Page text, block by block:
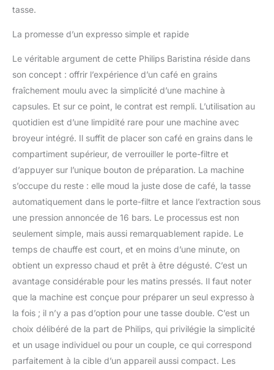
tasse.
La promesse d’un expresso simple et rapide
Le véritable argument de cette Philips Baristina réside dans
son concept : offrir l’expérience d’un café en grains
fraîchement moulu avec la simplicité d’une machine à
capsules. Et sur ce point, le contrat est rempli. L’utilisation au
quotidien est d’une limpidité rare pour une machine avec
broyeur intégré. Il suffit de placer son café en grains dans le
compartiment supérieur, de verrouiller le porte-filtre et
d’appuyer sur l’unique bouton de préparation. La machine
s’occupe du reste : elle moud la juste dose de café, la tasse
automatiquement dans le porte-filtre et lance l’extraction sous
une pression annoncée de 16 bars. Le processus est non
seulement simple, mais aussi remarquablement rapide. Le
temps de chauffe est court, et en moins d’une minute, on
obtient un expresso chaud et prêt à être dégusté. C’est un
avantage considérable pour les matins pressés. Il faut noter
que la machine est conçue pour préparer un seul expresso à
la fois ; il n’y a pas d’option pour une tasse double. C’est un
choix délibéré de la part de Philips, qui privilégie la simplicité
et un usage individuel ou pour un couple, ce qui correspond
parfaitement à la cible d’un appareil aussi compact. Les